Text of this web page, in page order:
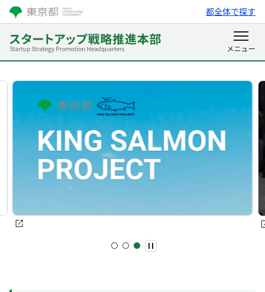
都全体で探す
スタートアップ・国際